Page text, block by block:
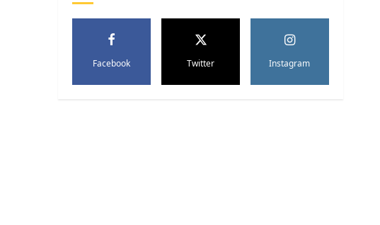
Facebook Twitter Instagram